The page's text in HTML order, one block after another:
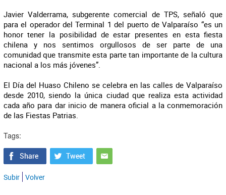
Javier Valderrama, subgerente comercial de TPS, señaló que
para el operador del Terminal 1 del puerto de Valparaíso “es un
honor tener la posibilidad de estar presentes en esta fiesta
chilena y nos sentimos orgullosos de ser parte de una
comunidad que transmite esta parte tan importante de la cultura
nacional a los más jóvenes”.
El Día del Huaso Chileno se celebra en las calles de Valparaíso
desde 2010, siendo la única ciudad que realiza esta actividad
cada año para dar inicio de manera oficial a la conmemoración
de las Fiestas Patrias.
Tags:
Subir Volver